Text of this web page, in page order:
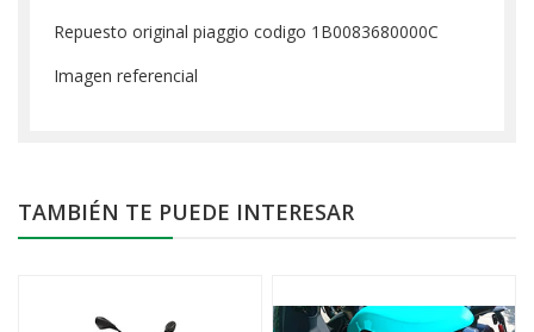
Repuesto original piaggio codigo 1B0083680000C
Imagen referencial
TAMBIÉN TE PUEDE INTERESAR